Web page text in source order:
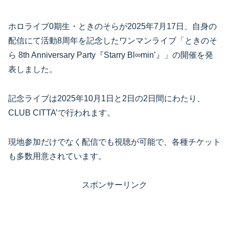
ホロライブ0期生・ときのそらが2025年7月17日、自身の
配信にて活動8周年を記念したワンマンライブ「ときのそ
ら 8th Anniversary Party『Starry Bl∞min’』」の開催を発
表しました。
記念ライブは2025年10月1日と2日の2日間にわたり、
CLUB CITTA’で行われます。
現地参加だけでなく配信でも視聴が可能で、各種チケット
も多数用意されています。
スポンサーリンク